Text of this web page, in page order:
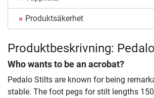
Produktsäkerhet
Produktbeskrivning:
Who wants to be an acrobat?
Pedalo Stilts are known for being
stable. The foot pegs for stilt lengths